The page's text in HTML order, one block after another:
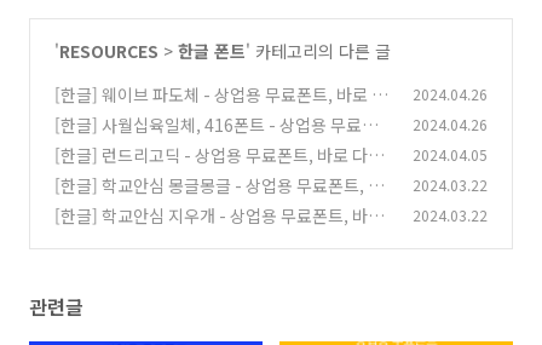
'RESOURCES > 한글 폰트' 카테고리의 다른 글
[한글] 웨이브 파도체 - 상업용 무료폰트, 바로 다
운로드 ⬇︎ (0)
2024.04.26
[한글] 사월십육일체, 416폰트 - 상업용 무료폰
트, 바로 다운로드 ⬇︎
(0)
2024.04.26
[한글] 런드리고딕 - 상업용 무료폰트, 바로 다운
로드 ⬇︎ (0)
2024.04.05
[한글] 학교안심 몽글몽글 - 상업용 무료폰트, 바
로 다운로드 ⬇︎
(0)
2024.03.22
[한글] 학교안심 지우개 - 상업용 무료폰트, 바로
2024.03.22
관련글